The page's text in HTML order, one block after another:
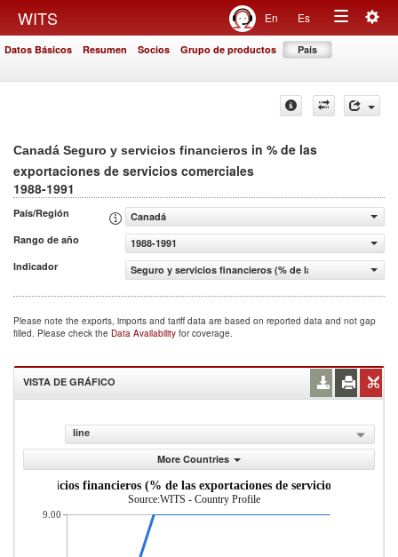
WITS En Es
Toggle
Datos Básicos Resumen Socios Grupo de productos País
Canadá Seguro y servicios financieros in % de las
exportaciones de servicios comerciales
1988-1991
País/Región
Canadá
Rango de año
1988-1991
Indicador
Seguro y servicios financieros (% de las exportaciones
Please note the exports, imports and tariff data are based on reported data and not gap
filled. Please check the Data Availability for coverage.
VISTA DE GRÁFICO
line
More Countries
y servicios financieros (% de las exportaciones de servicios
Source:WITS - Country Profile
9.00